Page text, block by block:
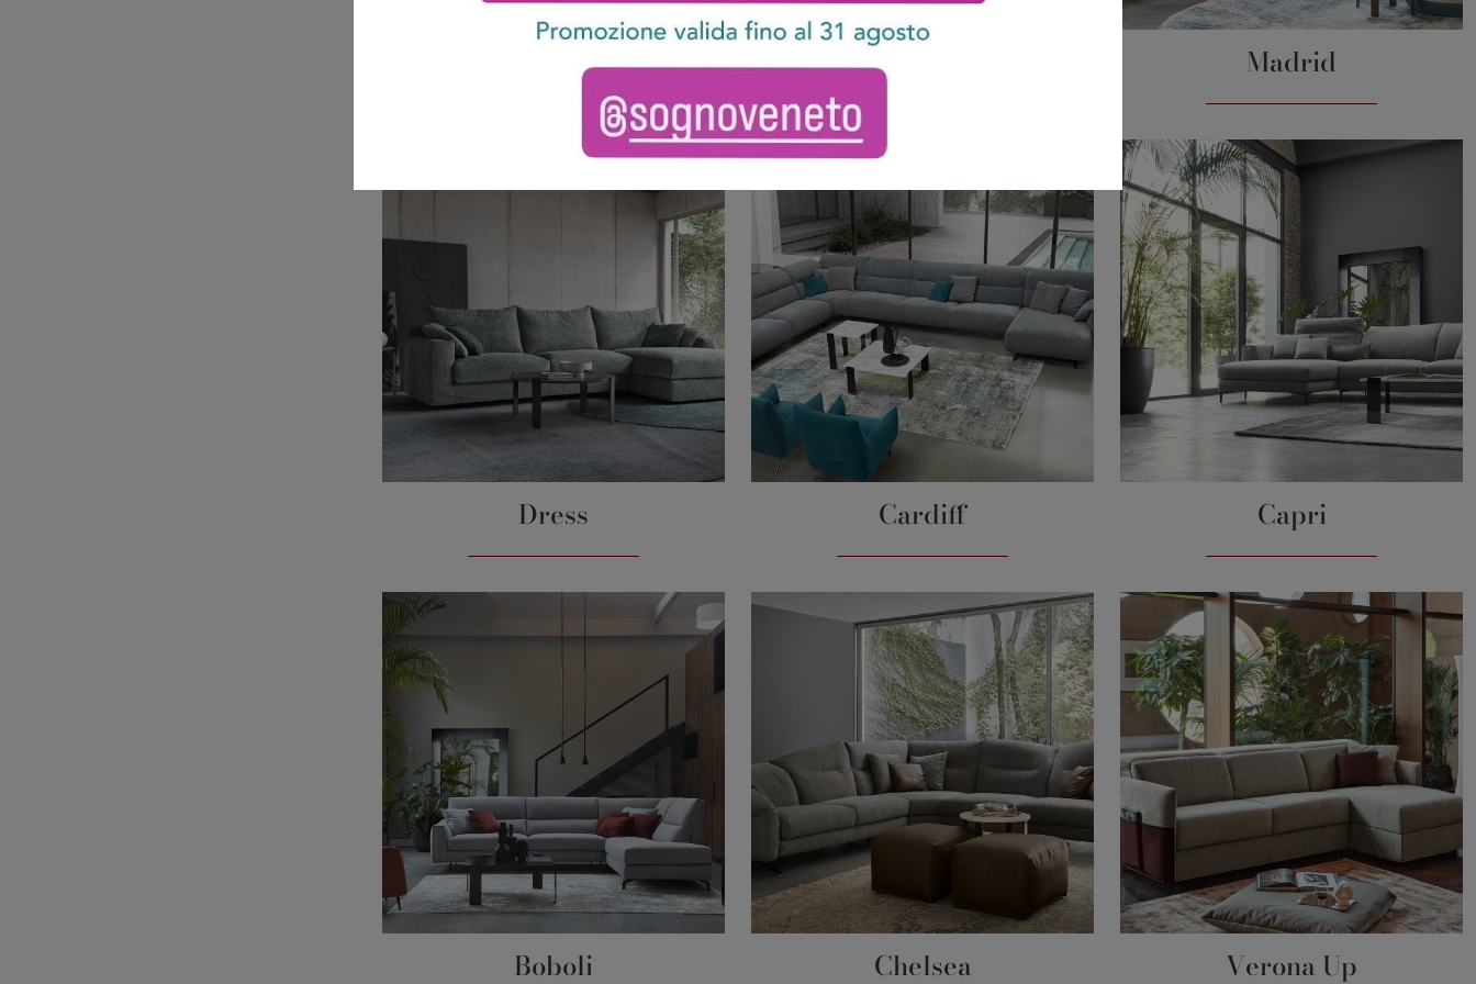
Portofino Nevers Madrid
Dress Cardiff Capri
Boboli Chelsea Verona Up